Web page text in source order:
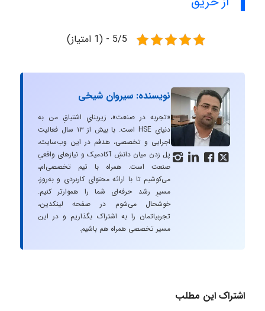
5/5 - (1 امتیاز)
   
نویسنده: سیروان شیخی
«تجربه در صنعت»، زیربنایِ اشتیاقِ من به
دنیایِ HSE است. با بیش از ۱۳ سال فعالیت
اجرایی و تخصصی، هدفم در این وب‌سایت،
پل زدن میان دانشِ آکادمیک و نیازهای واقعیِ
صنعت است. همراه با تیم تخصصی‌ام،
می‌کوشیم تا با ارائه محتوای کاربردی و به‌روز،
مسیرِ رشد حرفه‌ای شما را هموارتر کنیم.
خوشحال می‌شوم در صفحه لینکدین،
تجربیاتمان را به اشتراک بگذاریم و در این
مسیر تخصصی همراه هم باشیم.
اشتراک این مطلب